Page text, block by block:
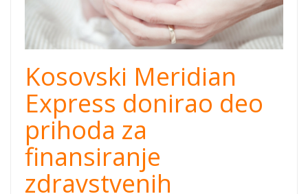
Kosovski Meridian
Express donirao deo
prihoda za
finansiranje
zdravstvenih